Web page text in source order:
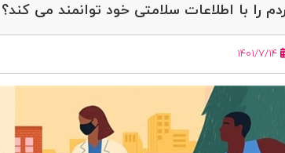
را با اطلاعات سلامتی خود توانمند می کند؟
۱۴۰۱/۷/۱۴